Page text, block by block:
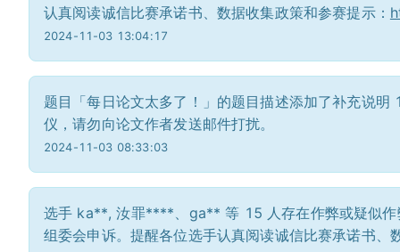
认真阅读诚信比赛承诺书、数据收集政策和参赛提示：
2024-11-03 13:04:17
题目「每日论文太多了！」的题目描述添加了补充说
仪，请勿向论文作者发送邮件打扰。
2024-11-03 08:33:03
选手 ka**, 汝罪****、ga** 等 15 人存在作弊或疑似作
组委会申诉。提醒各位选手认真阅读诚信比赛承诺书、